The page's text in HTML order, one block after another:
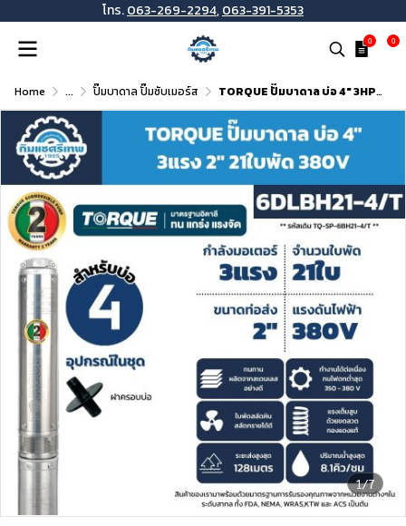
โทร.063-269-2294,063-391-5353
0 0
Home ... ปั๊มบาดาล ปั๊มซับเมอร์ส TORQUE ปั๊มบาดาล บ่อ 4" 3HP ท่อส่ง 2" 21ใบพัด 380V รุ่น 6DLBH21-4/T (ไม่รวมสายไฟ)
1/7